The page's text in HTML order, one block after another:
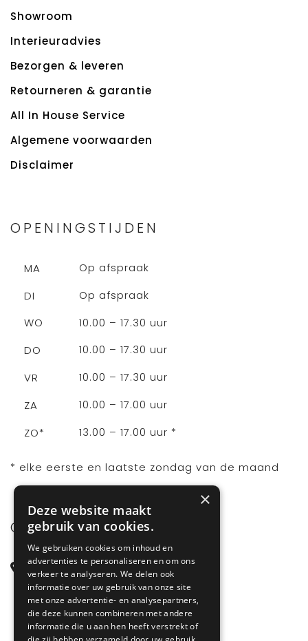
Showroom
Interieuradvies
Bezorgen & leveren
Retourneren & garantie
All In House Service
Algemene voorwaarden
Disclaimer
OPENINGSTIJDEN
MA
Op afspraak
DI
Op afspraak
WO
10.00 – 17.30 uur
DO
10.00 – 17.30 uur
VR
10.00 – 17.30 uur
ZA
10.00 – 17.00 uur
ZO*
13.00 – 17.00 uur *
* elke eerste en laatste zondag van de maand
CONTACT
Steenstraat 71
6828 CD Arnhem
Gelderland
×
Deze website maakt
gebruik van cookies.
We gebruiken cookies om inhoud en
advertenties te personaliseren en om ons
verkeer te analyseren. We delen ook
informatie over uw gebruik van onze site
met onze advertentie- en analysepartners,
die deze kunnen combineren met andere
informatie die u aan hen heeft verstrekt of